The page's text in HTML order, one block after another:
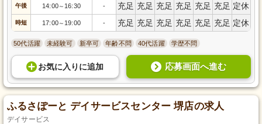
午後 14:00～ 16:30 - 充足 充足 充足 充足 充足 充足 定休
時短 17:00～ 19:00 - 充足 充足 充足 充足 充足 充足 定休
50代活躍 未経験可 新卒可 年齢不問 40代活躍 学歴不問
お気に入り に追加 応募画面へ進む
ふるさぽーと デイサービスセンター 堺店の求人
デイサービス